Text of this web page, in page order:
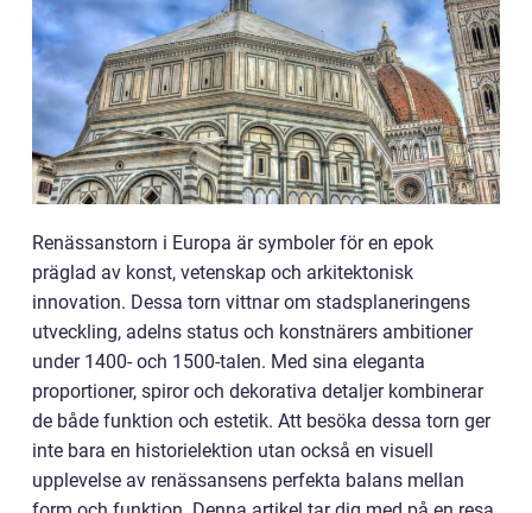
Renässanstorn i Europa är symboler för en epok
präglad av konst, vetenskap och arkitektonisk
innovation. Dessa torn vittnar om stadsplaneringens
utveckling, adelns status och konstnärers ambitioner
under 1400- och 1500-talen. Med sina eleganta
proportioner, spiror och dekorativa detaljer kombinerar
de både funktion och estetik. Att besöka dessa torn ger
inte bara en historielektion utan också en visuell
upplevelse av renässansens perfekta balans mellan